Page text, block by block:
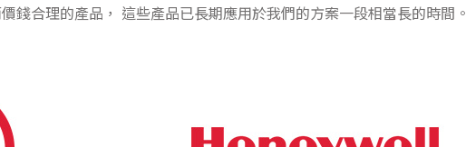
錢合理的產品， 這些產品已長期應用於我們的方案一段相當長的時間。